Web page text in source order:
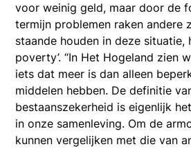
voor weinig geld, maar door de
termijn problemen raken andere
staande houden in deze situatie,
poverty’. “In Het Hogeland zien
iets dat meer is dan alleen
middelen hebben. De definitie
bestaanszekerheid is eigenlijk
in onze samenleving. Om de
kunnen vergelijken met die van